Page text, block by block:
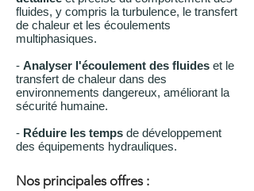
fluides, y compris la turbulence, le transfert
de chaleur et les écoulements
multiphasiques.
- Analyser l'écoulement des fluides et le
transfert de chaleur dans des
environnements dangereux, améliorant la
sécurité humaine.
- Réduire les temps de développement
des équipements hydrauliques.
Nos principales offres :